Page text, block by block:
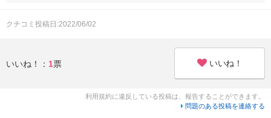
クチコミ投稿日:2022/06/02
いいね！： 1票 いいね！
利用規約に違反している投稿は、報告することができます。
問題のある投稿を連絡する